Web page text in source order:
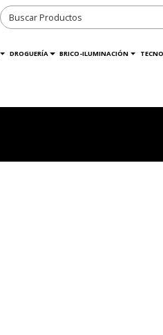
DROGUERÍA BRICO-ILUMINACIÓN